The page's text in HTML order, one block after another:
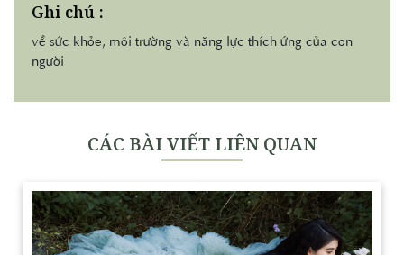
Ghi chú :
về sức khỏe, môi trường và năng lực thích ứng của con
người
CÁC BÀI VIẾT LIÊN QUAN